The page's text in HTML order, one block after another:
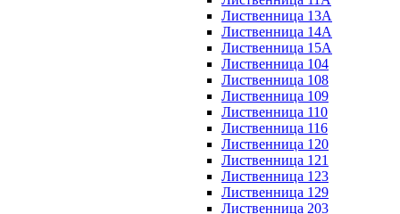
Лиственница 13А
Лиственница 14А
Лиственница 15А
Лиственница 104
Лиственница 108
Лиственница 109
Лиственница 110
Лиственница 116
Лиственница 120
Лиственница 121
Лиственница 123
Лиственница 129
Лиственница 203